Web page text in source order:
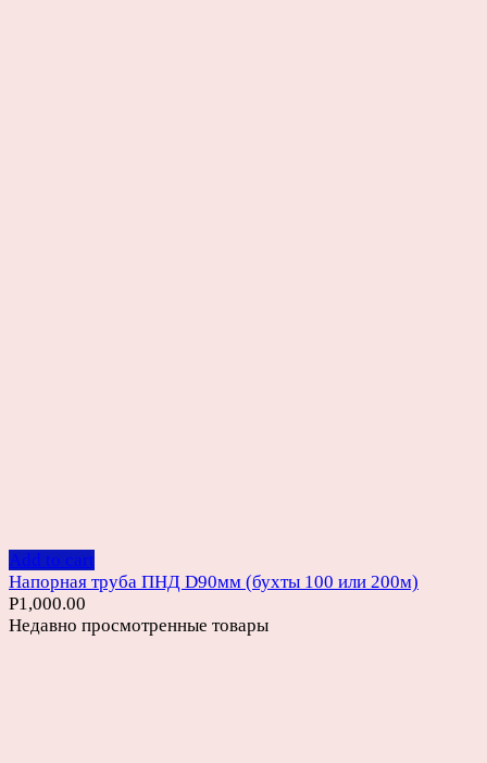
Add to cart
Напорная труба ПНД D90мм (бухты 100 или 200м)
Р1,000.00
Недавно просмотренные товары